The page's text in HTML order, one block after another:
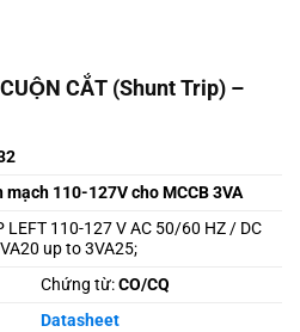
CẮT (Shunt Trip) –
mạch 110-127V cho MCCB 3VA
LEFT 110-127 V AC 50/60 HZ / DC
up to 3VA25;
Chứng từ:CO/CQ
Datasheet